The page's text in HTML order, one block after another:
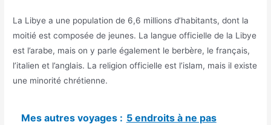
La Libye a une population de 6,6 millions d’habitants, dont la
moitié est composée de jeunes. La langue officielle de la Libye
est l’arabe, mais on y parle également le berbère, le français,
l’italien et l’anglais. La religion officielle est l’islam, mais il existe
une minorité chrétienne.
Mes autres voyages : 5 endroits à ne pas